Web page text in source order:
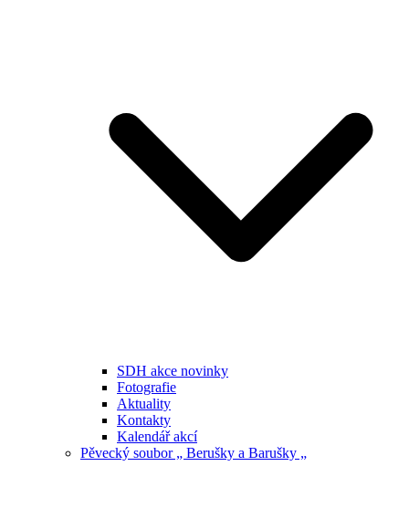
SDH akce novinky
Fotografie
Aktuality
Kontakty
Kalendář akcí
Pěvecký soubor „ Berušky a Barušky „